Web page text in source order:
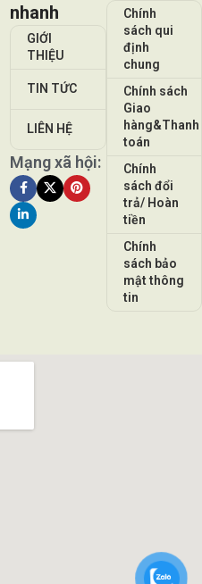
nhanh
GIỚI
THIỆU
TIN TỨC
LIÊN HỆ
Mạng xã hội:
Chính
sách qui
định
chung
Chính sách
Giao
hàng&Thanh
toán
Chính
sách đổi
trả/ Hoàn
tiền
Chính
sách bảo
mật thông
tin